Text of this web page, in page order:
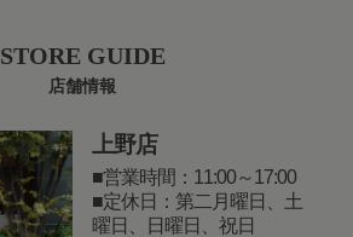
STORE GUIDE
店舗情報
上野店
営業時間：11:00～17:00
定休日：第二月曜日、土
曜日、日曜日、祝日